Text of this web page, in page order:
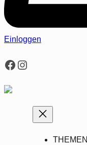
Einloggen
Facebook
Instagram
THEMEN